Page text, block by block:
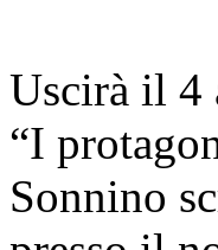
Uscirà il 4
“I
Sonnino